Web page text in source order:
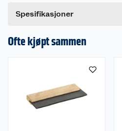
Dette produktet har ikke fått
en omtale.
Spesifikasjoner
Ofte kjøpt sammen